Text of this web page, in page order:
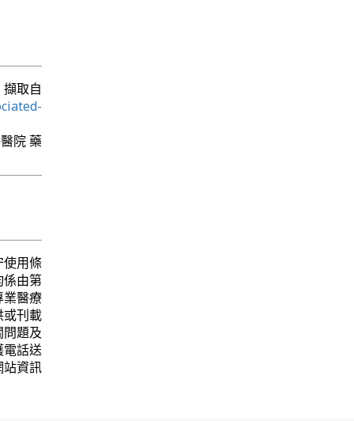
取自
院 藥
使用條
由第
醫療
刊載
題及
話送
資訊